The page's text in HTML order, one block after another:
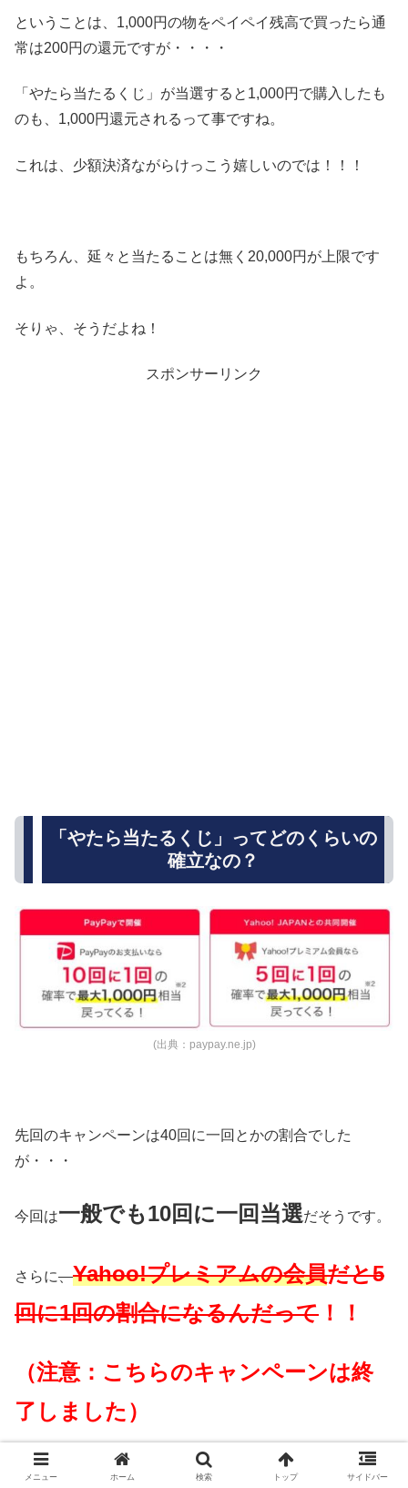
ということは、1,000円の物をペイペイ残高で買ったら通
常は200円の還元ですが・・・・
「やたら当たるくじ」が当選すると1,000円で購入したも
のも、1,000円還元されるって事ですね。
これは、少額決済ながらけっこう嬉しいのでは！！！
もちろん、延々と当たることは無く20,000円が上限です
よ。
そりゃ、そうだよね！
スポンサーリンク
「やたら当たるくじ」ってどのくらいの
確立なの？
(出典：paypay.ne.jp)
先回のキャンペーンは40回に一回とかの割合でした
が・・・
今回は一般でも10回に一回当選だそうです。
さらに、Yahoo!プレミアムの会員だと5
回に1回の割合になるんだって ！！
（注意：こちらのキャンペーンは終
了しました）
メニュー ホーム 検索 トップ サイドバー